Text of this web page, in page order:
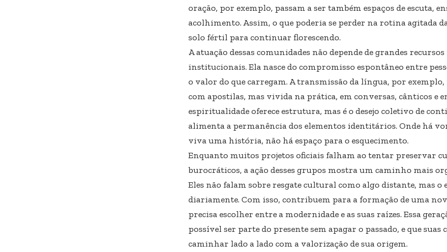
oração, por exemplo, passam a ser também espaços de escuta,
acolhimento. Assim, o que poderia se perder na rotina agitada
solo fértil para continuar florescendo.
A atuação dessas comunidades não depende de grandes
institucionais. Ela nasce do compromisso espontâneo entre
o valor do que carregam. A transmissão da língua, por exemplo,
com apostilas, mas vivida na prática, em conversas, cânticos e
espiritualidade oferece estrutura, mas é o desejo coletivo de
alimenta a permanência dos elementos identitários. Onde há
viva uma história, não há espaço para o esquecimento.
Enquanto muitos projetos oficiais falham ao tentar preservar
burocráticos, a ação desses grupos mostra um caminho mais
Eles não falam sobre resgate cultural como algo distante, mas o
diariamente. Com isso, contribuem para a formação de uma
precisa escolher entre a modernidade e as suas raízes. Essa
possível ser parte do presente sem apagar o passado, e que suas
caminhar lado a lado com a valorização de sua origem.